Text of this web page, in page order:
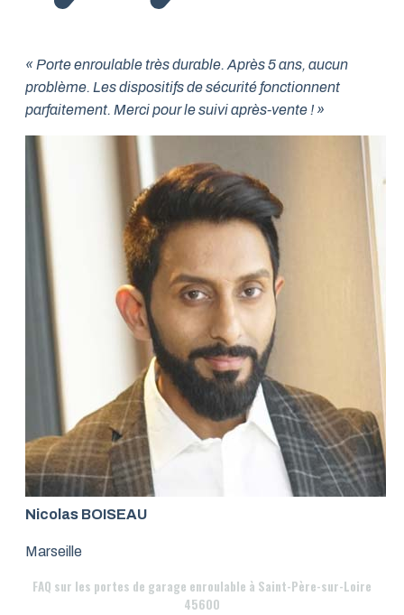
« Porte enroulable très durable. Après 5 ans, aucun
problème. Les dispositifs de sécurité fonctionnent
parfaitement. Merci pour le suivi après-vente ! »
Nicolas BOISEAU
Marseille
FAQ sur les portes de garage enroulable à Saint-Père-sur-Loire
45600